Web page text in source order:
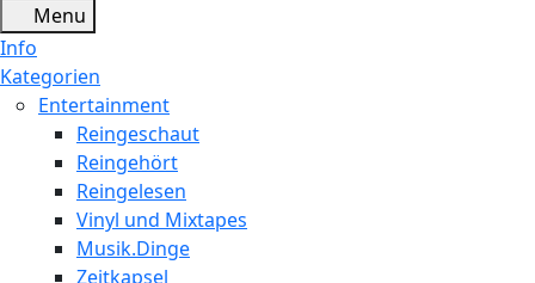
Menu
Info
Kategorien
Entertainment
Reingeschaut
Reingehört
Reingelesen
Vinyl und Mixtapes
Musik.Dinge
Zeitkapsel